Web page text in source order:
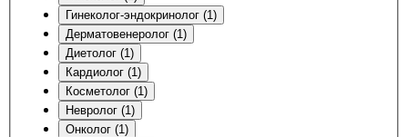
Гинеколог-эндокринолог (1)
Дерматовенеролог (1)
Диетолог (1)
Кардиолог (1)
Косметолог (1)
Невролог (1)
Онколог (1)